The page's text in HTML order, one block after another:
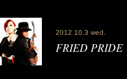
2012 10.3 wed.
FRIED PRIDE